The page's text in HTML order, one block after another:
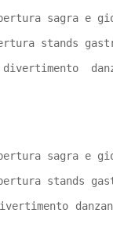
sagra e
stands
sagra e
stands